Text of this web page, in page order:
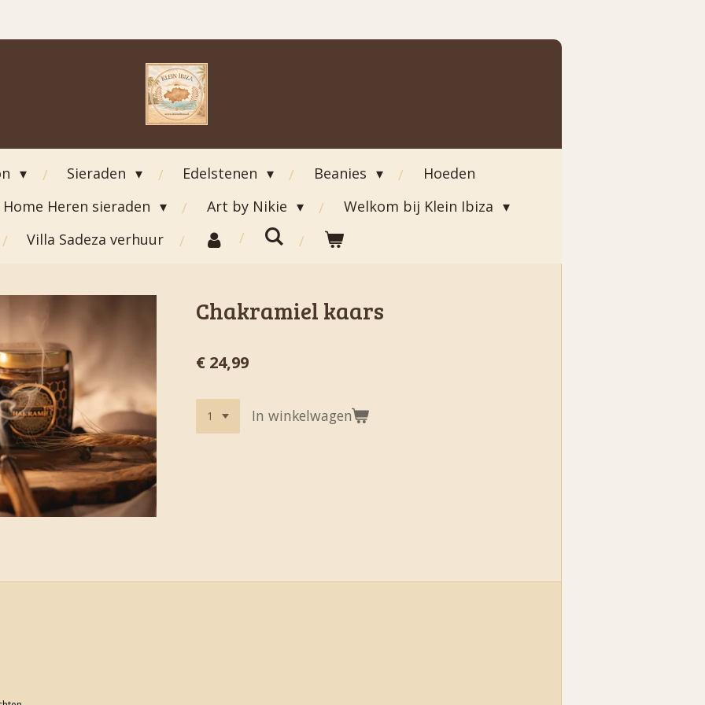
Sieraden Edelstenen Beanies
Hoeden
Home Heren sieraden Art by Nikie
Welkom bij Klein Ibiza
Villa Sadeza verhuur
Chakramiel kaars
€ 24,99
In winkelwagen